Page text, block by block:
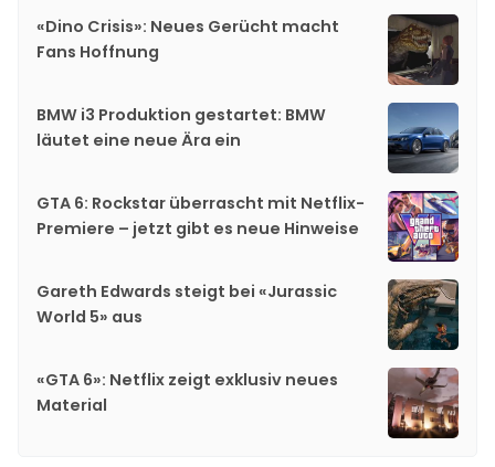
«Dino Crisis»: Neues Gerücht macht
Fans Hoffnung
BMW i3 Produktion gestartet: BMW
läutet eine neue Ära ein
GTA 6: Rockstar überrascht mit Netflix-
Premiere – jetzt gibt es neue Hinweise
Gareth Edwards steigt bei «Jurassic
World 5» aus
«GTA 6»: Netflix zeigt exklusiv neues
Material